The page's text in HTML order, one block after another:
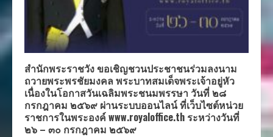
สำนักพระราชวัง ขอเชิญชวนประชาชนร่วมลงนาม
ถวายพระพรชัยมงคล พระบาทสมเด็จพระเจ้าอยู่หัว
เนื่องในโอกาสวันเฉลิมพระชนมพรรษา วันที่ ๒๘
กรกฎาคม ๒๕๖๙ ผ่านระบบออนไลน์ ที่เว็บไซต์หน่วย
ราชการในพระองค์ www.royaloffice.th ระหว่างวันที่
๒๖ – ๓๐ กรกฎาคม ๒๕๖๙